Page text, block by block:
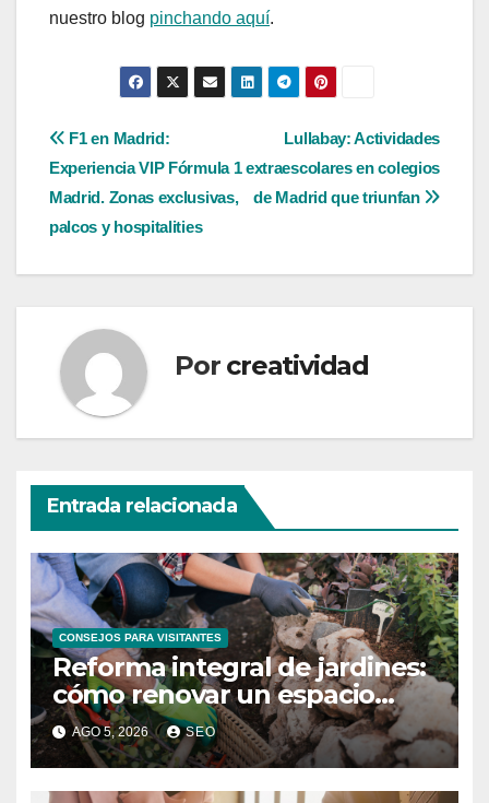
nuestro blog pinchando aquí.
Navegación
de
entradas
Lullabay: Actividades
extraescolares en colegios
de Madrid que triunfan
F1 en Madrid:
Experiencia VIP Fórmula 1
Madrid. Zonas exclusivas,
palcos y hospitalities
Por creatividad
Entrada relacionada
CONSEJOS PARA VISITANTES
Reforma integral de jardines:
cómo renovar un espacio
exterior
AGO 5, 2026 SEO